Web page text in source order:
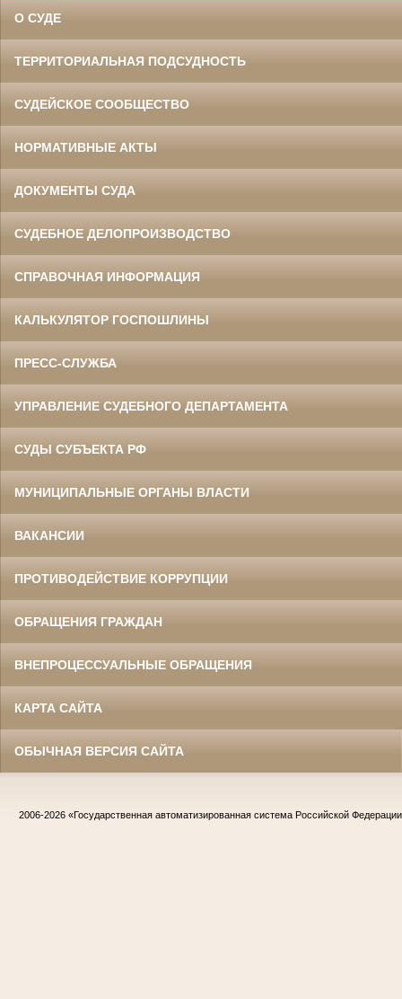
О СУДЕ
ТЕРРИТОРИАЛЬНАЯ ПОДСУДНОСТЬ
СУДЕЙСКОЕ СООБЩЕСТВО
НОРМАТИВНЫЕ АКТЫ
ДОКУМЕНТЫ СУДА
СУДЕБНОЕ ДЕЛОПРОИЗВОДСТВО
СПРАВОЧНАЯ ИНФОРМАЦИЯ
КАЛЬКУЛЯТОР ГОСПОШЛИНЫ
ПРЕСС-СЛУЖБА
УПРАВЛЕНИЕ СУДЕБНОГО ДЕПАРТАМЕНТА
СУДЫ СУБЪЕКТА РФ
МУНИЦИПАЛЬНЫЕ ОРГАНЫ ВЛАСТИ
ВАКАНСИИ
ПРОТИВОДЕЙСТВИЕ КОРРУПЦИИ
ОБРАЩЕНИЯ ГРАЖДАН
ВНЕПРОЦЕССУАЛЬНЫЕ ОБРАЩЕНИЯ
КАРТА САЙТА
ОБЫЧНАЯ ВЕРСИЯ САЙТА
2006-2026 «Государственная автоматизированная система Российской